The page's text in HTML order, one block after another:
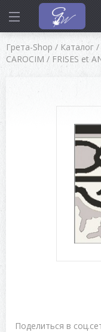
Грета-Shop / Каталог /
CAROCIM / FRISES et
Поделиться в